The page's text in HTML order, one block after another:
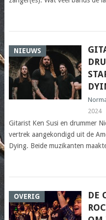
NIEUWS
2024
Gitarist Ken Susi en drummer
vertrek aangekondigd uit de
Dying. Beide muzikanten
OVERIG
DE